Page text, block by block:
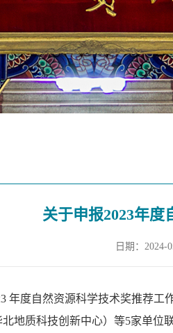
关于申报2023年度
日期：2024-
年度自然资源科学技术奖推荐工
地质科技创新中心）等5家单位